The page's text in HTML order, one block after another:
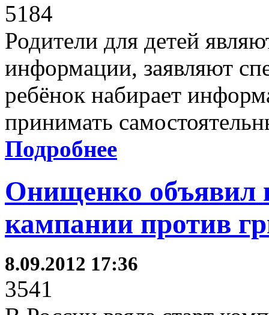
5184
Родители для детей
информации, заявляют
ребёнок набирает
принимать
Подробнее
Онищенко объявил
кампании против
8.09.2012 17:36
3541